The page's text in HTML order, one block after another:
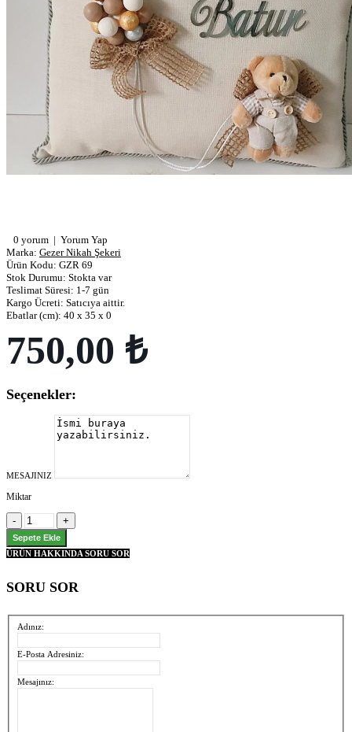
0 yorum | Yorum Yap
Marka: Gezer Nikah Şekeri
Ürün Kodu: GZR 69
Stok Durumu: Stokta var
Teslimat Süresi: 1-7 gün
Kargo Ücreti: Satıcıya aittir.
Ebatlar (cm): 40 x 35 x 0
750,00 ₺
Seçenekler:
MESAJINIZ
Miktar
ÜRÜN HAKKINDA SORU SOR
SORU SOR
Adınız:
E-Posta Adresiniz:
Mesajınız: